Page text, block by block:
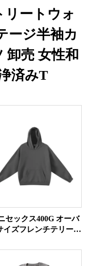
リートウォ
ージ半袖カ
卸売 女性和
済みT
セックス400G オーバ
イズフレンチテリー素